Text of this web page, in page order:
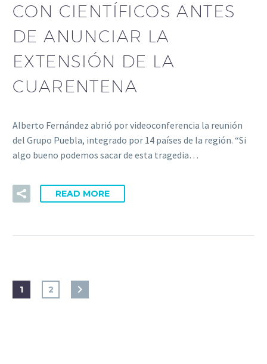
CON CIENTÍFICOS ANTES
DE ANUNCIAR LA
EXTENSIÓN DE LA
CUARENTENA
Alberto Fernández abrió por videoconferencia la reunión
del Grupo Puebla, integrado por 14 países de la región. “Si
algo bueno podemos sacar de esta tragedia…
READ MORE
1 2